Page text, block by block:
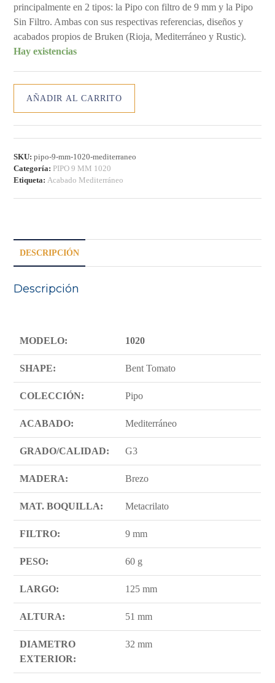
principalmente en 2 tipos: la Pipo con filtro de 9 mm y la Pipo
Sin Filtro. Ambas con sus respectivas referencias, diseños y
acabados propios de Bruken (Rioja, Mediterráneo y Rustic).
Hay existencias
MM
1020
MEDITERRÁNEO
cantidad
AÑADIR AL CARRITO
SKU:pipo-9-mm-1020-mediterraneo
Categoría: PIPO 9 MM 1020
Etiqueta:Acabado Mediterráneo
DESCRIPCIÓN
Descripción
MODELO: 1020
SHAPE: Bent Tomato
COLECCIÓN: Pipo
ACABADO: Mediterráneo
GRADO/CALIDAD: G3
MADERA: Brezo
MAT. BOQUILLA: Metacrilato
FILTRO: 9 mm
PESO: 60 g
LARGO: 125 mm
ALTURA: 51 mm
DIAMETRO
EXTERIOR:
32 mm